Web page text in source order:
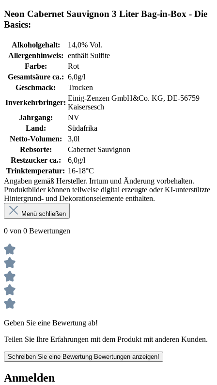
Neon Cabernet Sauvignon 3 Liter Bag-in-Box - Die
Basics:
Alkoholgehalt:
14,0% Vol.
Allergenhinweis: enthält Sulfite
Farbe:
Rot
Gesamtsäure ca.: 6,0g/l
Geschmack:
Trocken
Inverkehrbringer:
Einig-Zenzen GmbH&Co. KG, DE-56759
Kaisersesch
Jahrgang:
NV
Land:
Südafrika
Netto-Volumen:
3,0l
Rebsorte:
Cabernet Sauvignon
Restzucker ca.:
6,0g/l
Trinktemperatur: 16-18°C
Angaben gemäß Hersteller. Irrtum und Änderung vorbehalten.
Produktbilder können teilweise digital erzeugte oder KI-unterstützte
Hintergrund- und Dekorationselemente enthalten.
Menü schließen
0 von 0 Bewertungen
Geben Sie eine Bewertung ab!
Teilen Sie Ihre Erfahrungen mit dem Produkt mit anderen Kunden.
Schreiben Sie eine Bewertung Bewertungen anzeigen!
Anmelden